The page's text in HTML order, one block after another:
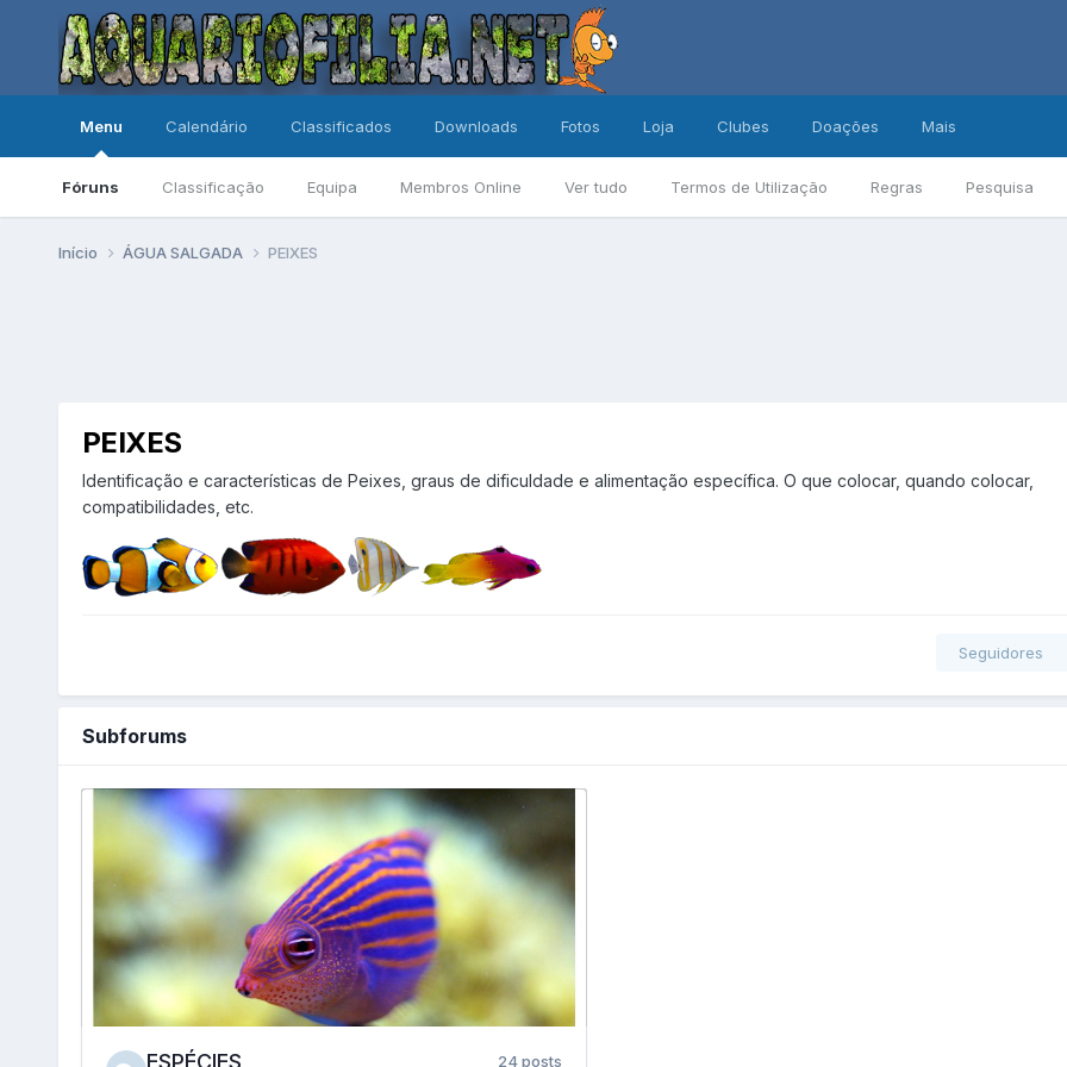
Menu
Fóruns Classificação Equipa Membros Online Ver tudo Termos de Utilização Regras Pesquisa
Calendário Classificados Downloads Fotos Loja Clubes Doações Mais
Início ÁGUA SALGADA PEIXES
PEIXES
Identificação e características de Peixes, graus de dificuldade e alimentação específica. O que colocar, quando colocar,
compatibilidades, etc.
Seguidores
Subforums
ESPÉCIES 24 posts